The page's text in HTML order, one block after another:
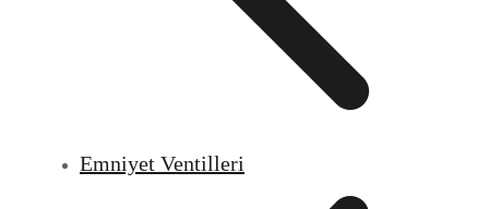
Emniyet Ventilleri